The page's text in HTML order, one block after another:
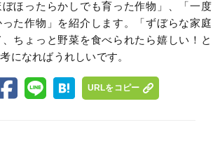
ほったらかしでも育った作物」、「一度
た作物」を紹介します。「ずぼらな家庭
ちょっと野菜を食べられたら嬉しい！と
になればうれしいです。
URLをコピー